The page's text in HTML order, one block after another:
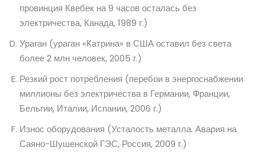
провинция Квебек на 9 часов осталась без
электричества, Канада, 1989 г.)
Ураган (ураган «Катрина» в США оставил без света
более 2 млн человек, 2005 г.)
Резкий рост потребления (перебои в энергоснабжении
миллионы без электричества в Германии, Франции,
Бельгии, Италии, Испании, 2006 г.)
Износ оборудования (Усталость металла. Авария на
Саяно-Шушенской ГЭС, Россия, 2009 г.)